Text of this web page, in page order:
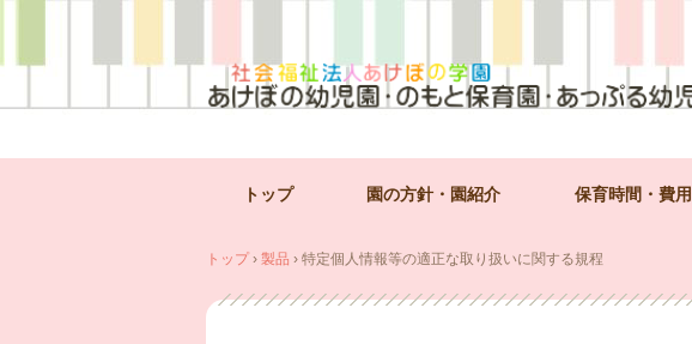
トップ 園の方針・園紹介 保育時間・費用
トップ › 製品 › 特定個人情報等の適正な取り扱いに関する規程